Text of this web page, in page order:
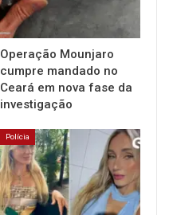
Operação Mounjaro
cumpre mandado no
Ceará em nova fase da
investigação
Polícia